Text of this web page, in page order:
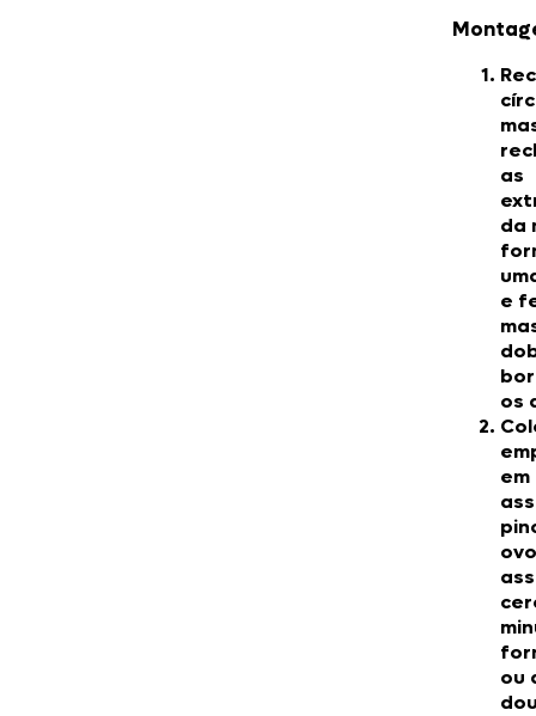
as
da
e
os
em
ou